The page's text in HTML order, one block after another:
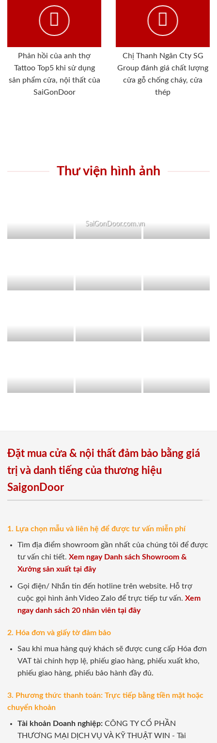
Phản hồi của anh thợ
Tattoo Top5 khi sử dụng
sản phẩm cửa, nội thất của
SaiGonDoor
Chị Thanh Ngân Cty SG
Group đánh giá chất lượng
cửa gỗ chống cháy, cửa
thép
Thư viện hình ảnh
SaiGonDoor.com.vn
Đặt mua cửa & nội thất đảm bảo bằng giá
trị và danh tiếng của thương hiệu
SaigonDoor
1. Lựa chọn mẫu và liên hệ để được tư vấn miễn phí
Tìm địa điểm showroom gần nhất của chúng tôi để được
tư vấn chi tiết. Xem ngay Danh sách Showroom &
Xưởng sản xuất tại đây
Gọi điện/ Nhắn tin đến hotline trên website. Hỗ trợ
cuộc gọi hình ảnh Video Zalo để trực tiếp tư vấn. Xem
ngay danh sách 20 nhân viên tại đây
2. Hóa đơn và giấy tờ đảm bảo
Sau khi mua hàng quý khách sẽ được cung cấp Hóa đơn
VAT tài chính hợp lệ, phiếu giao hàng, phiếu xuất kho,
phiếu giao hàng, phiếu bảo hành đầy đủ.
3. Phương thức thanh toán: Trực tiếp bằng tiền mặt hoặc
chuyển khoản
Tài khoản Doanh nghiệp:CÔNG TY CỔ PHẦN
THƯƠNG MẠI DỊCH VỤ VÀ KỸ THUẬT WIN - Tài